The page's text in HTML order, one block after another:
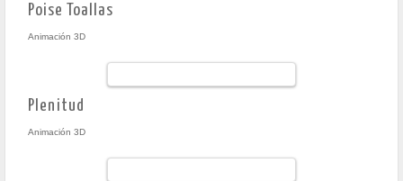
Poise Toallas
Animación 3D
Plenitud
Animación 3D